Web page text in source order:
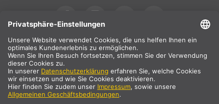
INTERNATIONAL
Landauswahl